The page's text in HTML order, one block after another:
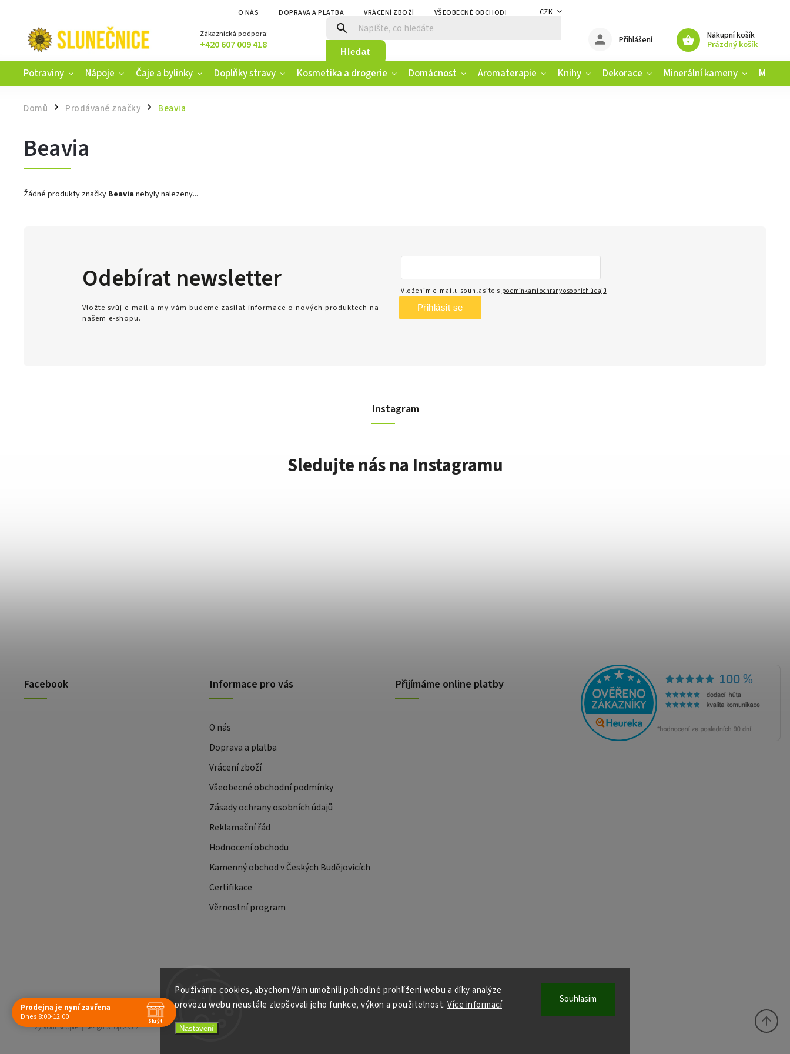
Používáme cookies, abychom Vám umožnili pohodlné prohlížení webu a díky analýze
provozu webu neustále zlepšovali jeho funkce, výkon a použitelnost. Více informací
Nastavení
Souhlasím
O NÁS DOPRAVA A PLATBA VRÁCENÍ ZBOŽÍ VŠEOBECNÉ OBCHODNÍ PODMÍNKY
CZK
Zákaznická podpora:
+420 607 009 418 Hledat
Nákupní košík
Prázdný košík
Přihlášení
Potraviny Nápoje Čaje a bylinky Doplňky stravy Kosmetika a drogerie Domácnost Aromaterapie Knihy Dekorace Minerální kameny
Domů / Prodávané značky / Beavia
Beavia
Žádné produkty značky Beavia nebyly nalezeny...
Instagram
Sledujte nás na Instagramu
Odebírat newsletter
Vložte svůj e-mail a my vám budeme zasílat informace o nových produktech na
našem e-shopu.
Vložením e-mailu souhlasíte s podmínkami ochrany osobních údajů
Přihlásit se
Facebook Informace pro vás
O nás
Doprava a platba
Vrácení zboží
Všeobecné obchodní podmínky
Zásady ochrany osobních údajů
Reklamační řád
Hodnocení obchodu
Kamenný obchod v Českých Budějovicích
Certifikace
Věrnostní program
Přijímáme online platby
Copyright 2026 . Všechna práva vyhrazena.
VytvořilShoptet| DesignShoptak.cz
Prodejna je nyní zavřena
Dnes 8:00-12:00 Skrýt